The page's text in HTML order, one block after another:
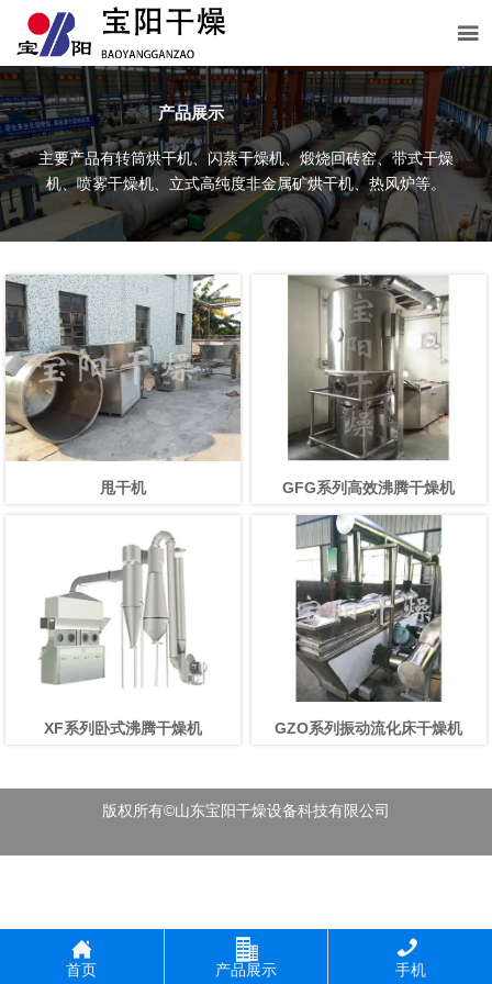

产品展示
主要产品有转筒烘干机、闪蒸干燥机、煅烧回砖窑、带式干燥
机、喷雾干燥机、立式高纯度非金属矿烘干机、热风炉等。
甩干机 GFG系列高效沸腾干燥机
XF系列卧式沸腾干燥机 GZO系列振动流化床干燥机
版权所有©山东宝阳干燥设备科技有限公司

首页

产品展示

手机